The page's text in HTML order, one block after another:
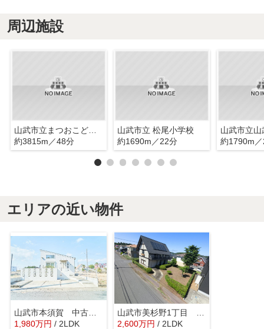
周辺施設
山武市立まつおこども園
約3815m／48分
山武市立 松尾小学校
約1690m／22分
約1790m
エリアの近い物件
山武市本須賀 中古戸建
1,980万円 / 2LDK
2,600万円 / 2LDK